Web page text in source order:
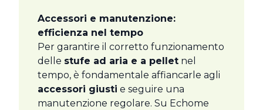
Accessori e manutenzione:
efficienza nel tempo
Per garantire il corretto funzionamento
delle stufe ad aria e a pellet nel
tempo, è fondamentale affiancarle agli
accessori giusti e seguire una
manutenzione regolare. Su Echome